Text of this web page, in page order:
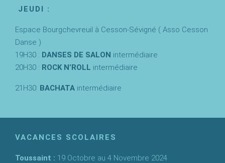
JEUDI :
Espace Bourgchevreuil à Cesson-Sévigné ( Asso Cesson
Danse )
19H30 : DANSES DE SALON intermédiaire
20H30 : ROCK N’ROLL intermédiaire
21H30: BACHATA intermédiaire
VACANCES SCOLAIRES
Toussaint : 19 Octobre au 4 Novembre 2024